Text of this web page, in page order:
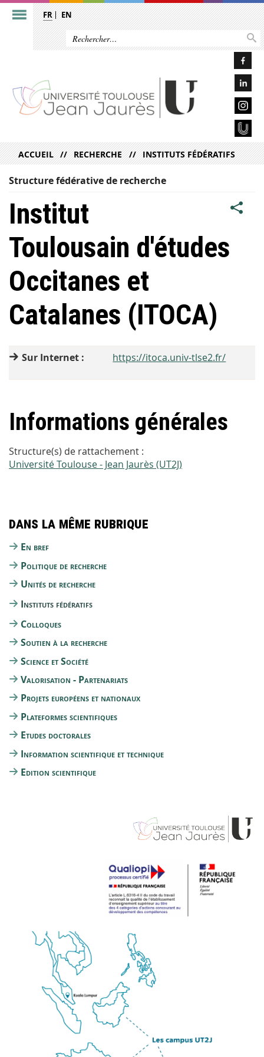
FR EN
ACCUEIL RECHERCHE INSTITUTS FÉDÉRATIFS
Structure fédérative de recherche
Institut
Toulousain d'études
Occitanes et
Catalanes (ITOCA)
Sur Internet : https://itoca.univ-tlse2.fr/
Informations générales
Structure(s) de rattachement :
Université Toulouse - Jean Jaurès (UT2J)
Dans la même rubrique
En bref
Politique de recherche
Unités de recherche
Instituts fédératifs
Colloques
Soutien à la recherche
Science et Société
Valorisation - Partenariats
Projets européens et nationaux
Plateformes scientifiques
Etudes doctorales
Information scientifique et technique
Edition scientifique